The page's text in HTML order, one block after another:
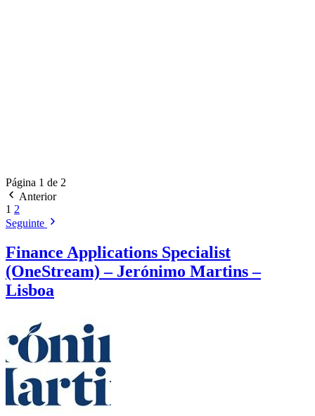
Página 1 de 2
Anterior
1 2
Seguinte
Finance Applications Specialist
(OneStream) – Jerónimo Martins –
Lisboa